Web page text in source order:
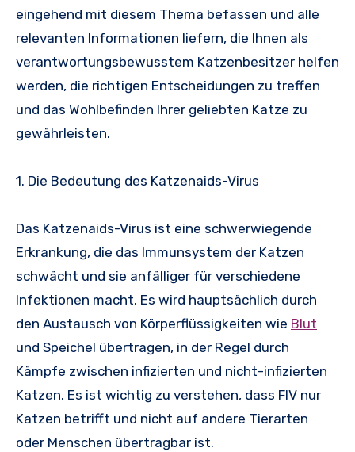
eingehend mit diesem Thema befassen und alle
relevanten Informationen liefern, die Ihnen als
verantwortungsbewusstem Katzenbesitzer helfen
werden, die richtigen Entscheidungen zu treffen
und das Wohlbefinden Ihrer geliebten Katze zu
gewährleisten.
1. Die Bedeutung des Katzenaids-Virus
Das Katzenaids-Virus ist eine schwerwiegende
Erkrankung, die das Immunsystem der Katzen
schwächt und sie anfälliger für verschiedene
Infektionen macht. Es wird hauptsächlich durch
den Austausch von Körperflüssigkeiten wie Blut
und Speichel übertragen, in der Regel durch
Kämpfe zwischen infizierten und nicht-infizierten
Katzen. Es ist wichtig zu verstehen, dass FIV nur
Katzen betrifft und nicht auf andere Tierarten
oder Menschen übertragbar ist.